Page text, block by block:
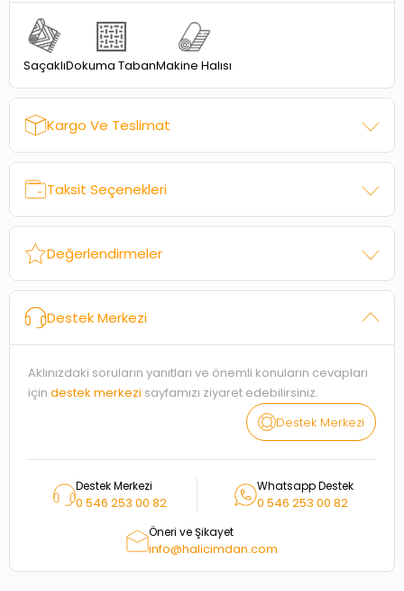
SaçaklıDokuma TabanMakine Halısı
Kargo Ve Teslimat
Taksit Seçenekleri
Değerlendirmeler
Destek Merkezi
Aklınızdaki soruların yanıtları ve önemli konuların cevapları
için destek merkezi sayfamızı ziyaret edebilirsiniz.
Destek Merkezi
Destek Merkezi
0 546 253 00 82
Whatsapp Destek
0 546 253 00 82
Öneri ve Şikayet
info@halicimdan.com